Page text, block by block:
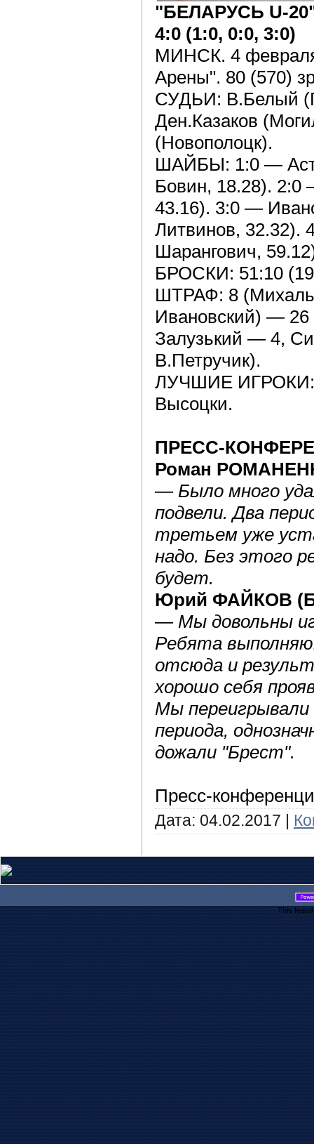
"БЕЛАРУСЬ U-
4:0 (1:0, 0:0, 3:0)
МИНСК. 4
Арены". 80 (570)
СУДЬИ: В.Белый
Ден.Казаков
(Новополоцк).
ШАЙБЫ: 1:0 —
Бовин, 18.28). 2:0
43.16). 3:0 —
Литвинов, 32.32).
Шарангович,
БРОСКИ: 51:10
ШТРАФ: 8
Ивановский) —
Залузький — 4,
В.Петручик).
ЛУЧШИЕ ИГРОКИ:
Высоцки.
ПРЕСС-
Роман
— Было много
подвели. Два
третьем уже
надо. Без этого
будет.
Юрий ФАЙКОВ
— Мы довольны
Ребята
отсюда и
хорошо себя
Мы переигрывали
периода,
дожали "Брест".
Пресс-
Дата: 04.02.2017 |
This